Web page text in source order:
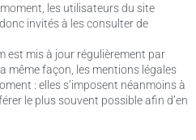
les utilisateurs du site
invités à les consulter de
est mis à jour régulièrement par
même façon, les mentions légales
: elles s’imposent néanmoins à
le plus souvent possible afin d’en